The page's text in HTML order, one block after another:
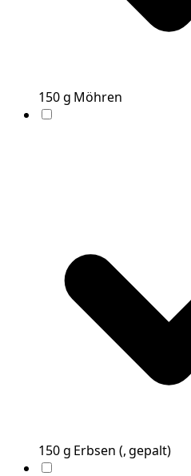
150g Möhren
150g Erbsen (, gepalt)